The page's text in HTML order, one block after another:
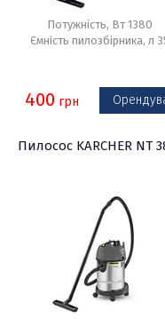
Потужність, Вт 1380
Ємність пилозбірника, л
400 грн
Пилосос KARCHER NT